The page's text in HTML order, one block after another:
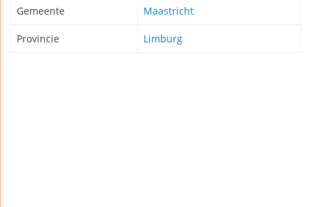
Gemeente Maastricht
Provincie Limburg